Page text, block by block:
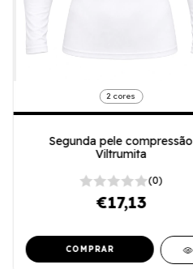
2 cores
Segunda pele compressão
Viltrumita
(0)
€17,13
COMPRAR